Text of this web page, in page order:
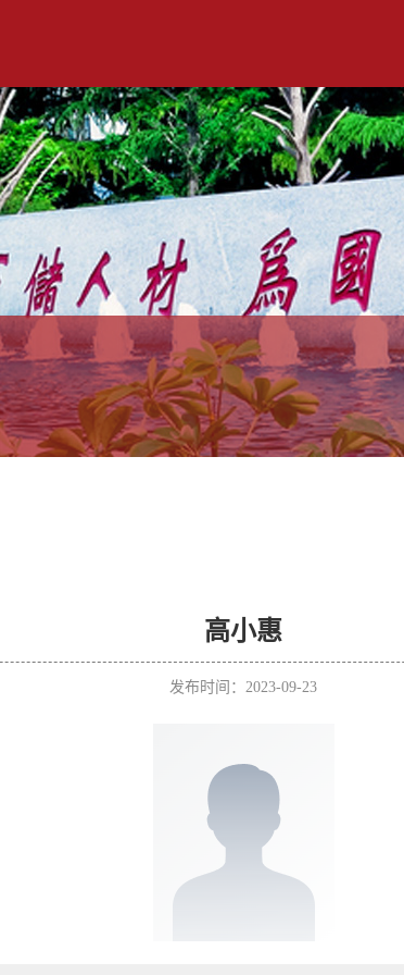
高小惠
发布时间：2023-09-23